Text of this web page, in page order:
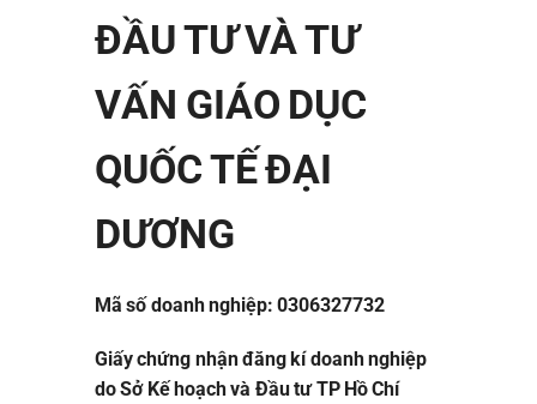
ĐẦU TƯ VÀ TƯ
VẤN GIÁO DỤC
QUỐC TẾ ĐẠI
DƯƠNG
Mã số doanh nghiệp: 0306327732
Giấy chứng nhận đăng kí doanh nghiệp
do Sở Kế hoạch và Đầu tư TP Hồ Chí